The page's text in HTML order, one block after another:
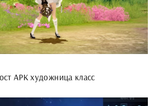
АРК художница класс